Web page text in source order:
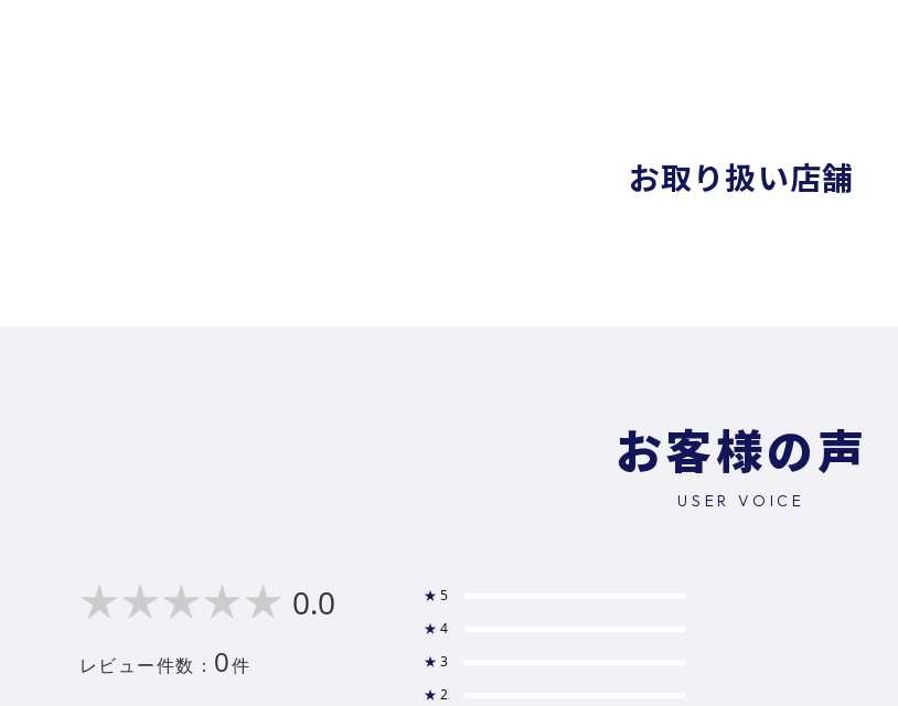
お取り扱い店舗
お客様の声
USER VOICE
0.0
レビュー件数： 0件
★ 5
★ 4
★ 3
★ 2